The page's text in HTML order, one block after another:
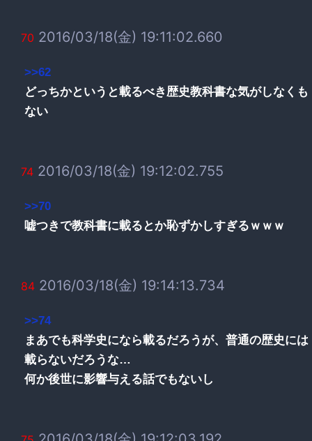
70 2016/03/18(金) 19:11:02.660
>>62
どっちかというと載るべき歴史教科書な気がしなくも
ない
74 2016/03/18(金) 19:12:02.755
>>70
嘘つきで教科書に載るとか恥ずかしすぎるｗｗｗ
84 2016/03/18(金) 19:14:13.734
>>74
まあでも科学史になら載るだろうが、普通の歴史には
載らないだろうな…
何か後世に影響与える話でもないし